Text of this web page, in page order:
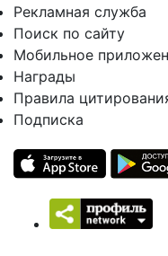
Рекламная служба
Поиск по сайту
Мобильное
Награды
Правила
Подписка